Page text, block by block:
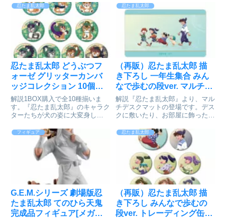
数持ち歩くのに便利なサイズ感の
アクリルスタンドです【ラインナ
ップ】猪名寺乱太郎摂津のきり丸
福富しんべヱ潮江文次郎立花仙
蔵...
登場！まんまるでふわふわコロッ
としたデフォルメのマスコット！
お気に入りのキャラクターを
GETしよう！【ラインナップ】
忍たま乱太郎
忍たま乱太郎 どうぶつフ
ォーゼ グリッターカンバ
ッジコレクション 10個入
りBOX[エンスカイ]が予約
受付開始
解説1BOX購入で全10種揃いま
す。『忍たま乱太郎』のキャラク
ターたちが犬の姿に大変身し
メがキラッと輝くグリッターカン
バッジです【ラインナップ】猪名
寺乱太郎摂津のきり丸福富しんべ
ヱ潮江文次郎立花仙蔵中在家長
忍たま乱太郎
（再販）忍たま乱太郎 描
き下ろし 一年生集合 みん
なで歩むの段ver. マルチデ
スクマット[アルマビアン
カ]が予約受付開始
解説『忍たま乱太郎』より、マル
チデスクマットの登場です。デス
クに敷いたり、お部屋に飾った
しみください。『忍たま​乱太郎』​
描き下ろし ​一年​生集合 みんなで​
歩むの​段ver. マルチデスクマット
【20250...
フィギュア
G.E.M.シリーズ 劇場版忍
たま乱太郎 てのひら天鬼
完成品フィギュア[メガハ
忍たま乱太郎
（再販）忍たま乱太郎 描
き下ろし みんなで歩むの
段ver. トレーディング缶バ